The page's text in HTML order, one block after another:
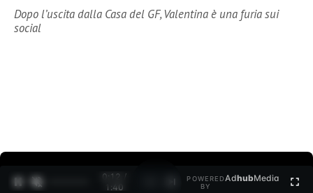
Dopo l’uscita dalla Casa del GF, Valentina è una furia sui
social
0:13 /
1:40
POWERED
BY
AdhubMedia